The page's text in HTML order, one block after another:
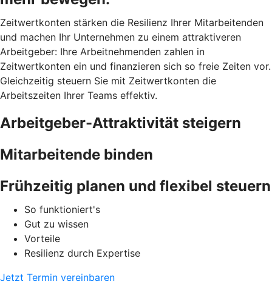
Zeitwertkonten stärken die Resilienz Ihrer Mitarbeitenden
und machen Ihr Unternehmen zu einem attraktiveren
Arbeitgeber: Ihre Arbeitnehmenden zahlen in
Zeitwertkonten ein und finanzieren sich so freie Zeiten vor.
Gleichzeitig steuern Sie mit Zeitwertkonten die
Arbeitszeiten Ihrer Teams effektiv.
Arbeitgeber-Attraktivität steigern
Mitarbeitende binden
Frühzeitig planen und flexibel steuern
So funktioniert's
Gut zu wissen
Vorteile
Resilienz durch Expertise
Jetzt Termin vereinbaren